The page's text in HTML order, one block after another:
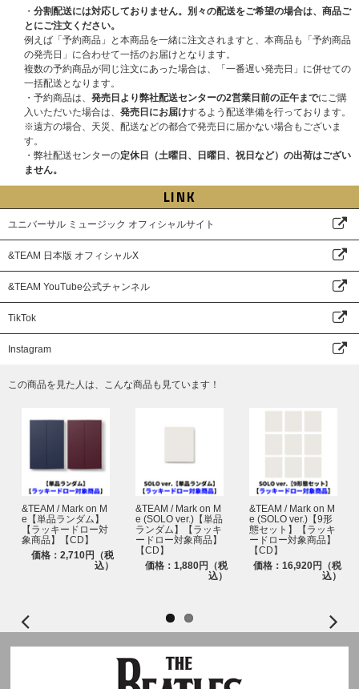
1日(日)＞の日程が＜2026年3月21日(土)＞に変更となりました。
詳細はこちら：
https://www.andteam-official.jp/posts/news/tzfvdw
※2025年12月13日(土)はK、JO以外のその他7名での実施となります。
●開催日程
2025年12月13日(土)
●特典会内容
①メンバー個別オンラインサイン会
②メンバー個別オンライントーク
③メンバー全員リレー式オンライントーク (K、JO以外のメンバー7名での
実施となります)
※全てK、JOは不参加となり、その他7名での実施となります。
※①、②はメンバー選択可能です。
●開催日程
2026年3月1日(日)→2026年3月21日(土)
※2025/11/27更新：開催日程が変更となりました。
※各部の受付時間、開始時間、エントリー期間も変更となっております。各
賞品の詳細該当メンバーオンラインイベント(抽選)ページより必ずご確認く
ださい。
①メンバー個別オンラインサイン会
※①、②はメンバー選択可能です。
■プレゼント企画
●プレゼント内容：メンバー全員サイン入り告知ポスター
※本イベントは、応募抽選方式です。上記スケジュールを必ずご確認くださ
い。
※各回の締切間近などの時間帯によっては、応募画面に繋がりにくい場合が
ございます。余裕を持ってご応募ください。
※上記応募期間以外はご応募いただけません。あらかじめご了承ください。
※商品が届かない、受け取れない等の理由を含め、いかなる場合も上記応募
期間以外はご応募いただけません。あらかじめご了承ください。
※商品受取日と上記スケジュールを必ずご自身でご確認の上、ご購入・ご応
https://www.universal-music.co.jp/andteam/news/2025-10-24/
※「直筆サイン入りメンバー別フォトカード」は、「ラッキードロー対象商
品」のご予約(ご決済完了)と同時に自動エントリーになり、お客様からの応
募作業は必要ございません。
※CD1枚の購入で1口の応募となり、購入枚数、応募回数の制限はございま
せん。お一人様何回でもご購入、ご応募いただけます。
※セット商品をご購入の場合は枚数分に応じた応募口数になります。(3形態
セット購入で3口、ソロ盤9形態セットで9口)
※「直筆サイン入りメンバー別フォトカード」がご当選された方には、「手
書きデコプリントフォトカード」または「メンバー別フォトカード」に加
え、「直筆サイン入りメンバー別フォトカード」をお渡しいたします。
※いかなる場合も、当落についてはお問い合わせいただいてもお答えいたし
かねます。あらかじめご了承ください。
※「直筆サイン入りメンバー別フォトカード」のサインは直筆となるため、
スレや汚れなどある場合がございます。あらかじめご了承ください。
■対象商品
&TEAM KR 1st Mini Album 'Back to Life'
Back to Life【3形態セット】【ラッキードロー対象商品】
Back to Life【単品ランダム】【ラッキードロー対象商品】
Back to Life (ROAR ver.)【9形態セット】【ラッキードロー対象商品】
Back to Life (ROAR ver.)【単品ランダム】【ラッキードロー対象商品】
Back to Life Photocard Box (Mini CD-R ver.)【ラッキードロー対象商
い。
■注意事項
・【ラッキードロー対象商品】一般盤、ソロ盤、Photocard Box、3形態セ
エントリーとなり、お客様からの応募作業は必要ございません。
・CD1枚のご購入につき、ラッキードロー先着特典「メンバー別フォトカ
ード」を全9種のうちランダムで1枚、またはメンバーの直筆メッセージや
イラストをデザインした「手書きデコプリントフォトカード」ランダム1枚
(全9種)を入れてお届けいたします。
・お一人様何度でもご予約・ご購入可能ですが、商品は数に限りがありま
す。各ストアの上限数に達し次第、販売を終了いたしますが、商品数の追加
確保が可能な場合、再販売を行う場合がございます。
・セット商品をご購入の場合は枚数分に応じたラッキードロー先着特典「メ
・「ラッキードロー対象商品」もストア特典・応募抽選用シリアルナンバー
の対象になります。
・お客様のご都合による長期不在・住所不明の返送品については保管義務を
負いかねます。再発送の対応はできませんので、当選無効になります。発送
完了後3か月を過ぎた場合はお問い合わせにも対応できかねますのご了承く
・ 分割配送には対応しておりません。別々の配送をご希望の場合は、商品ご
とにご注文ください。
例えば「予約商品」と本商品を一緒に注文されますと、本商品も「予約商品
の発売日」に合わせて一括のお届けとなります。
複数の予約商品が同じ注文にあった場合は、「一番遅い発売日」に併せての
一括配送となります。
・予約商品は、 発売日より弊社配送センターの2営業日前の正午までにご購
入いただいた場合は、 発売日にお届けするよう配送準備を行っております。
※遠方の場合、天災、配送などの都合で発売日に届かない場合もございま
す。
・弊社配送センターの定休日（土曜日、日曜日、祝日など）の出荷はござい
ません。
LINK
ユニバーサル ミュージック オフィシャルサイト
&TEAM 日本版 オフィシャルX
&TEAM YouTube公式チャンネル
TikTok
Instagram
この商品を見た人は、こんな商品も見ています！
&TEAM / Mark on M
e【単品ランダム】
【ラッキードロー対
象商品】【CD】
価格：2,710円（税
込）
&TEAM / Mark on M
e (SOLO ver.)【単品
ランダム】【ラッキ
ードロー対象商品】
【CD】
価格：1,880円（税
込）
&TEAM / Mark on M
e (SOLO ver.)【9形
態セット】【ラッキ
ードロー対象商品】
【CD】
価格：16,920円（税
込）